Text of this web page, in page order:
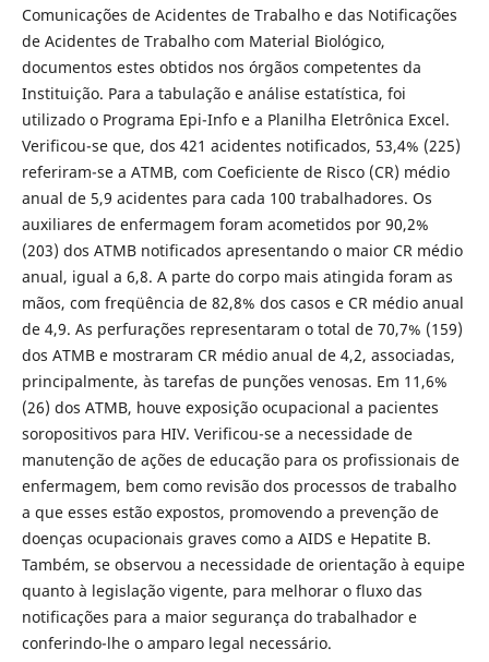
Comunicações de Acidentes de Trabalho e das Notificações
de Acidentes de Trabalho com Material Biológico,
documentos estes obtidos nos órgãos competentes da
Instituição. Para a tabulação e análise estatística, foi
utilizado o Programa Epi-Info e a Planilha Eletrônica Excel.
Verificou-se que, dos 421 acidentes notificados, 53,4% (225)
referiram-se a ATMB, com Coeficiente de Risco (CR) médio
anual de 5,9 acidentes para cada 100 trabalhadores. Os
auxiliares de enfermagem foram acometidos por 90,2%
(203) dos ATMB notificados apresentando o maior CR médio
anual, igual a 6,8. A parte do corpo mais atingida foram as
mãos, com freqüência de 82,8% dos casos e CR médio anual
de 4,9. As perfurações representaram o total de 70,7% (159)
dos ATMB e mostraram CR médio anual de 4,2, associadas,
principalmente, às tarefas de punções venosas. Em 11,6%
(26) dos ATMB, houve exposição ocupacional a pacientes
soropositivos para HIV. Verificou-se a necessidade de
manutenção de ações de educação para os profissionais de
enfermagem, bem como revisão dos processos de trabalho
a que esses estão expostos, promovendo a prevenção de
doenças ocupacionais graves como a AIDS e Hepatite B.
Também, se observou a necessidade de orientação à equipe
quanto à legislação vigente, para melhorar o fluxo das
notificações para a maior segurança do trabalhador e
conferindo-lhe o amparo legal necessário.